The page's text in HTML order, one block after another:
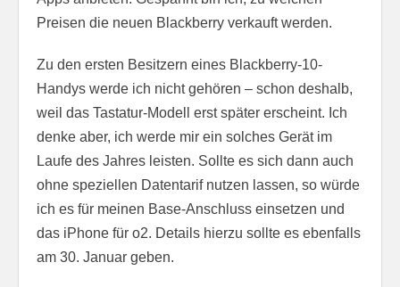
Preisen die neuen Blackberry verkauft werden.
Zu den ersten Besitzern eines Blackberry-10-
Handys werde ich nicht gehören – schon deshalb,
weil das Tastatur-Modell erst später erscheint. Ich
denke aber, ich werde mir ein solches Gerät im
Laufe des Jahres leisten. Sollte es sich dann auch
ohne speziellen Datentarif nutzen lassen, so würde
ich es für meinen Base-Anschluss einsetzen und
das iPhone für o2. Details hierzu sollte es ebenfalls
am 30. Januar geben.